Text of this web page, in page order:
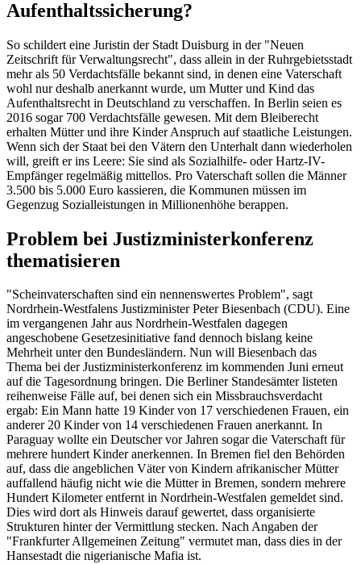
Aufenthaltssicherung?
So schildert eine Juristin der Stadt Duisburg in der "Neuen
Zeitschrift für Verwaltungsrecht", dass allein in der Ruhrgebietsstadt
mehr als 50 Verdachtsfälle bekannt sind, in denen eine Vaterschaft
wohl nur deshalb anerkannt wurde, um Mutter und Kind das
Aufenthaltsrecht in Deutschland zu verschaffen. In Berlin seien es
2016 sogar 700 Verdachtsfälle gewesen. Mit dem Bleiberecht
erhalten Mütter und ihre Kinder Anspruch auf staatliche Leistungen.
Wenn sich der Staat bei den Vätern den Unterhalt dann wiederholen
will, greift er ins Leere: Sie sind als Sozialhilfe- oder Hartz-IV-
Empfänger regelmäßig mittellos. Pro Vaterschaft sollen die Männer
3.500 bis 5.000 Euro kassieren, die Kommunen müssen im
Gegenzug Sozialleistungen in Millionenhöhe berappen.
Problem bei Justizministerkonferenz
thematisieren
"Scheinvaterschaften sind ein nennenswertes Problem", sagt
Nordrhein-Westfalens Justizminister Peter Biesenbach (CDU). Eine
im vergangenen Jahr aus Nordrhein-Westfalen dagegen
angeschobene Gesetzesinitiative fand dennoch bislang keine
Mehrheit unter den Bundesländern. Nun will Biesenbach das
Thema bei der Justizministerkonferenz im kommenden Juni erneut
auf die Tagesordnung bringen. Die Berliner Standesämter listeten
reihenweise Fälle auf, bei denen sich ein Missbrauchsverdacht
ergab: Ein Mann hatte 19 Kinder von 17 verschiedenen Frauen, ein
anderer 20 Kinder von 14 verschiedenen Frauen anerkannt. In
Paraguay wollte ein Deutscher vor Jahren sogar die Vaterschaft für
mehrere hundert Kinder anerkennen. In Bremen fiel den Behörden
auf, dass die angeblichen Väter von Kindern afrikanischer Mütter
auffallend häufig nicht wie die Mütter in Bremen, sondern mehrere
Hundert Kilometer entfernt in Nordrhein-Westfalen gemeldet sind.
Dies wird dort als Hinweis darauf gewertet, dass organisierte
Strukturen hinter der Vermittlung stecken. Nach Angaben der
"Frankfurter Allgemeinen Zeitung" vermutet man, dass dies in der
Hansestadt die nigerianische Mafia ist.